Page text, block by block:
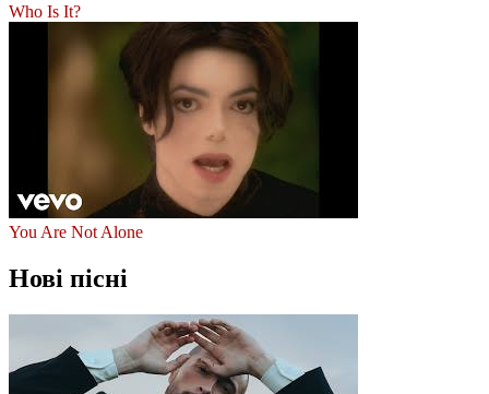
Who Is It?
You Are Not Alone
Нові пісні